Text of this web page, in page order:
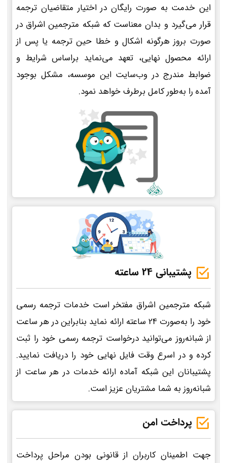
این خدمت به صورت رایگان در اختیار متقاضیان ترجمه
قرار می‌گیرد و بدان معناست که شبکه مترجمین اشراق در
صورت بروز هرگونه اشکال و خطا حین ترجمه یا پس از
ارائه محصول نهایی، تعهد می‌نماید براساس شرایط و
ضوابط مندرج در وب‌سایت این موسسه، مشکل بوجود
آمده را به‌طور کامل برطرف خواهد نمود.
پشتیبانی 24 ساعته
شبکه مترجمین اشراق مفتخر است خدمات ترجمه رسمی
خود را به‌صورت 24 ساعته ارائه نماید بنابراین در هر ساعت
از شبانه‌روز می‌توانید درخواست ترجمه رسمی خود را ثبت
کرده و در اسرع وقت فایل نهایی خود را دریافت نمایید.
پشتیبانان این شبکه آماده ارائه خدمات در هر ساعت از
شبانه‌روز به شما مشتریان عزیز است.
پرداخت امن
جهت اطمینان کاربران از قانونی بودن مراحل پرداخت